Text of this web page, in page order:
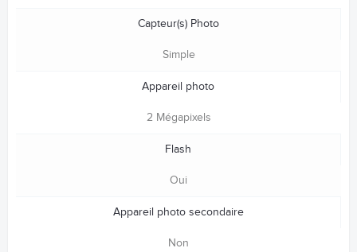
Capteur(s) Photo
Simple
Appareil photo
2 Mégapixels
Flash
Oui
Appareil photo secondaire
Non